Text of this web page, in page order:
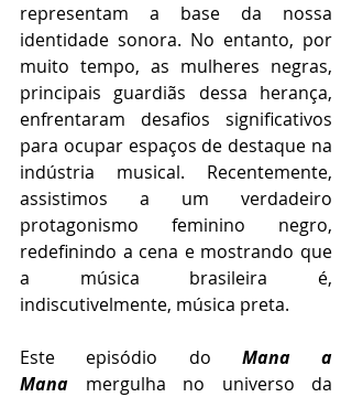
representam a base da nossa
identidade sonora. No entanto, por
muito tempo, as mulheres negras,
principais guardiãs dessa herança,
enfrentaram desafios significativos
para ocupar espaços de destaque na
indústria musical. Recentemente,
assistimos a um verdadeiro
protagonismo feminino negro,
redefinindo a cena e mostrando que
a música brasileira é,
indiscutivelmente, música preta.
Este episódio do Mana a
Mana